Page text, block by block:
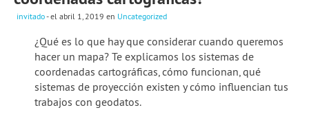
invitado- el abril 1, 2019 en Uncategorized
¿Qué es lo que hay que considerar cuando queremos
hacer un mapa? Te explicamos los sistemas de
coordenadas cartográficas, cómo funcionan, qué
sistemas de proyección existen y cómo influencian tus
trabajos con geodatos.